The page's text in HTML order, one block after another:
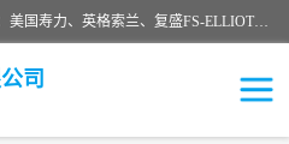
绍兴金戈贸易有限公司主要经营品牌：美国寿力、英格索兰、复盛FS-ELLIOTT，库伯COOPER、阿特拉斯等品牌空压机及配件销售；承接全厂空气压缩机管理、维护保养；节能改造；气体干燥机销售、维护、维修、保养。销售各种品牌空压机空气滤芯、油滤芯、油气分离器；精密过滤器滤芯；除油雾滤芯；抽真空滤芯，消音器，疏水器。劳务承接：全厂空压机维修保养工程，安装工程；移机或汰换工程；节能改造工程等。
司